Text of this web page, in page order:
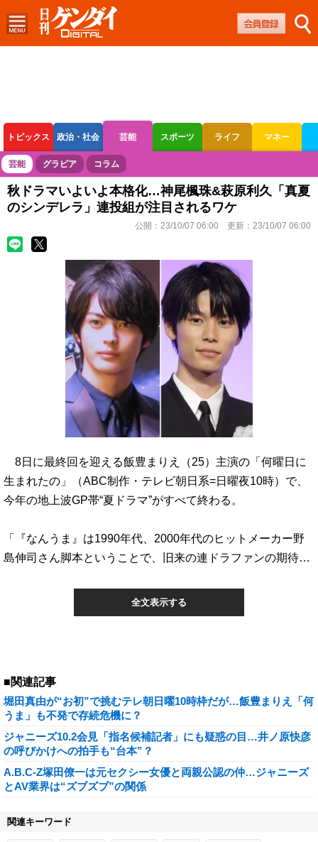
トピックス 政治・社会 芸能 スポーツ ライフ マネー
ボートレース 競輪 オートレース
芸能 グラビア コラム
秋ドラマいよいよ本格化…神尾楓珠&萩原利久「真夏
のシンデレラ」連投組が注目されるワケ
公開： 23/10/07 06:00 更新： 23/10/07 06:00
8日に最終回を迎える飯豊まりえ（25）主演の「何曜日に
生まれたの」（ABC制作・テレビ朝日系=日曜夜10時）で、
今年の地上波GP帯“夏ドラマ”がすべて終わる。
「『なんうま』は1990年代、2000年代のヒットメーカー野
島伸司さん脚本ということで、旧来の連ドラファンの期待…
全文表示する
■関連記事
堀田真由が“お初”で挑むテレ朝日曜10時枠だが…飯豊まりえ「何
うま」も不発で存続危機に？
ジャニーズ10.2会見「指名候補記者」にも疑惑の目…井ノ原快彦
の呼びかけへの拍手も“台本”？
A.B.C-Z塚田僚一は元セクシー女優と両親公認の仲…ジャニーズ
とAV業界は“ズブズブ”の関係
関連キーワード